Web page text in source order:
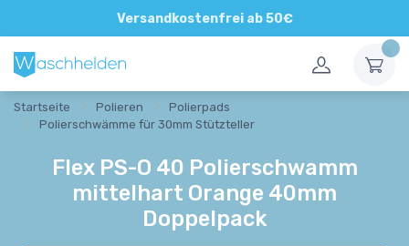
Versandkostenfrei ab 50€
Direkte und persönliche Beratung
Startseite Polieren
Polierpads
Polierschwämme für 30mm Stützteller
Flex PS-O 40 Polierschwamm
mittelhart Orange 40mm
Doppelpack